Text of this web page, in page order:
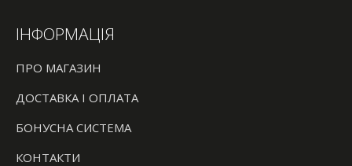
ІНФОРМАЦІЯ
ПРО МАГАЗИН
ДОСТАВКА І ОПЛАТА
БОНУСНА СИСТЕМА
КОНТАКТИ